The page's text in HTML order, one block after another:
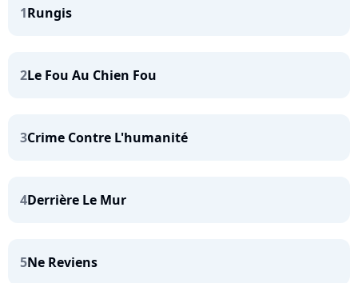
1Rungis
2Le Fou Au Chien Fou
3Crime Contre L'humanité
4Derrière Le Mur
5Ne Reviens